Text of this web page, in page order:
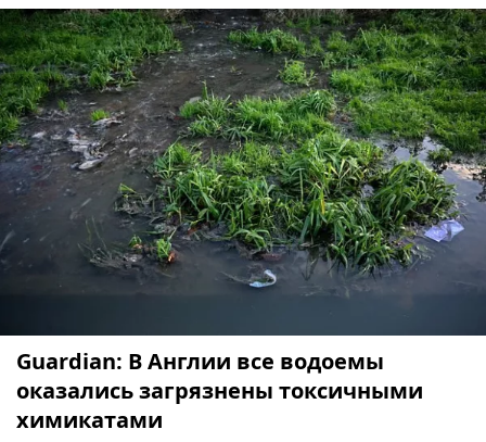
Guardian: В Англии все водоемы
оказались загрязнены токсичными
химикатами